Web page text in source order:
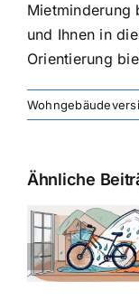
Mietminderung
und Ihnen in
Orientierung
Ähnliche